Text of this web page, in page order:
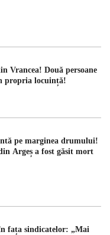
Vrancea! Două persoane
propria locuință!
pe marginea drumului!
Argeș a fost găsit mort
fața sindicatelor: „Mai